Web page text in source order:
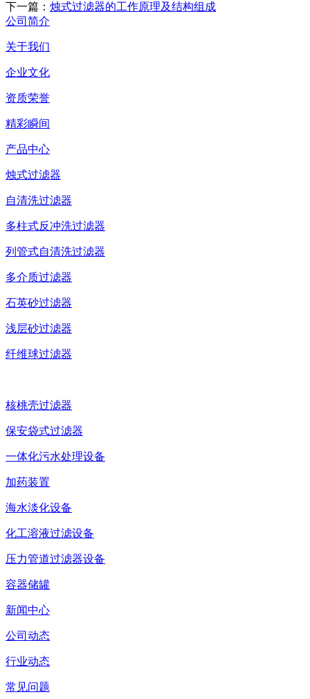
下一篇： 烛式过滤器的工作原理及结构组成
公司简介
关于我们
企业文化
资质荣誉
精彩瞬间
产品中心
烛式过滤器
自清洗过滤器
多柱式反冲洗过滤器
列管式自清洗过滤器
多介质过滤器
石英砂过滤器
浅层砂过滤器
纤维球过滤器
核桃壳过滤器
保安袋式过滤器
一体化污水处理设备
加药装置
海水淡化设备
化工溶液过滤设备
压力管道过滤器设备
容器储罐
新闻中心
公司动态
行业动态
常见问题